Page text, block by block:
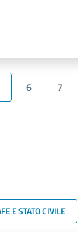
6 7
E STATO CIVILE